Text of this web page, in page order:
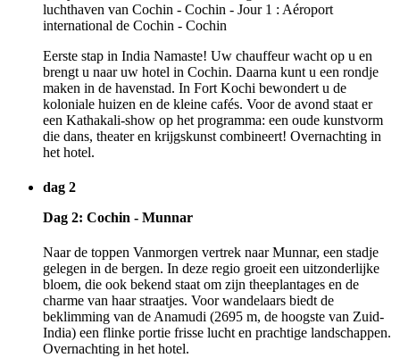
Eerste stap in India Namaste! Uw chauffeur wacht op u en
brengt u naar uw hotel in Cochin. Daarna kunt u een rondje
maken in de havenstad. In Fort Kochi bewondert u de
koloniale huizen en de kleine cafés. Voor de avond staat er
een Kathakali-show op het programma: een oude kunstvorm
die dans, theater en krijgskunst combineert! Overnachting in
het hotel.
dag 2
Dag 2: Cochin - Munnar
Naar de toppen Vanmorgen vertrek naar Munnar, een stadje
gelegen in de bergen. In deze regio groeit een uitzonderlijke
bloem, die ook bekend staat om zijn theeplantages en de
charme van haar straatjes. Voor wandelaars biedt de
beklimming van de Anamudi (2695 m, de hoogste van Zuid-
India) een flinke portie frisse lucht en prachtige landschappen.
Overnachting in het hotel.